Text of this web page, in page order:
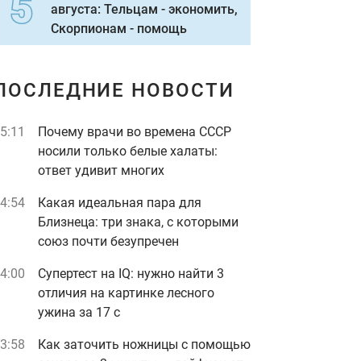
августа: Тельцам - экономить,
Скорпионам - помощь
НОВОСТИ
Почему врачи во времена СССР
носили только белые халаты:
ответ удивит многих
Какая идеальная пара для
Близнеца: три знака, с которыми
союз почти безупречен
Супертест на IQ: нужно найти 3
отличия на картинке лесного
ужина за 17 с
Как заточить ножницы с помощью